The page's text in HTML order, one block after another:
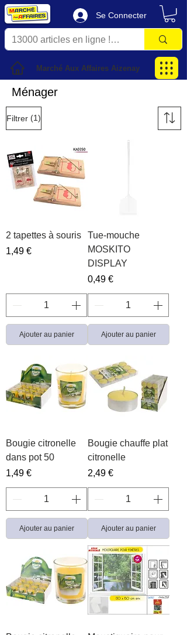
Se Connecter
Marché Aux Affaires Aizenay
Ménager
Filtrer (1)
2 tapettes à souris
Prix
1,49 €
Ajouter au panier
Tue-mouche
MOSKITO
DISPLAY
Prix
0,49 €
Ajouter au panier
Bougie citronelle
dans pot 50
Prix
1,49 €
Ajouter au panier
Bougie chauffe plat
citronelle
Prix
2,49 €
Ajouter au panier